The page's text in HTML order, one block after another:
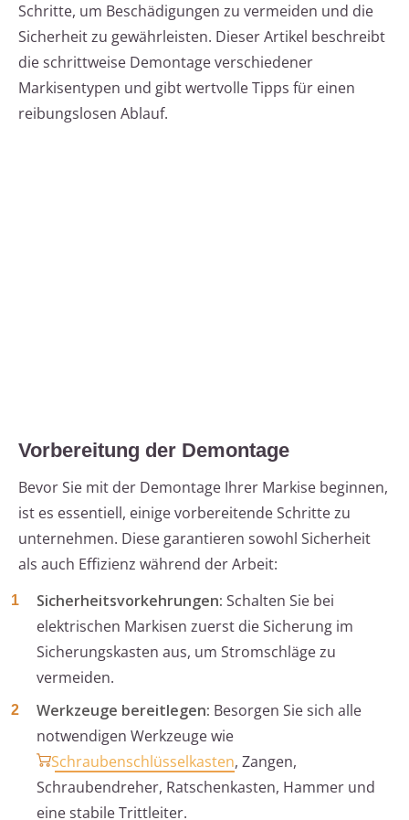
Schritte, um Beschädigungen zu vermeiden und die
Sicherheit zu gewährleisten. Dieser Artikel beschreibt
die schrittweise Demontage verschiedener
Markisentypen und gibt wertvolle Tipps für einen
reibungslosen Ablauf.
Vorbereitung der Demontage
Bevor Sie mit der Demontage Ihrer Markise beginnen,
ist es essentiell, einige vorbereitende Schritte zu
unternehmen. Diese garantieren sowohl Sicherheit
als auch Effizienz während der Arbeit:
Sicherheitsvorkehrungen: Schalten Sie bei
elektrischen Markisen zuerst die Sicherung im
Sicherungskasten aus, um Stromschläge zu
vermeiden.
Werkzeuge bereitlegen: Besorgen Sie sich alle
notwendigen Werkzeuge wie
Schraubenschlüsselkasten, Zangen,
Schraubendreher, Ratschenkasten, Hammer und
eine stabile Trittleiter.